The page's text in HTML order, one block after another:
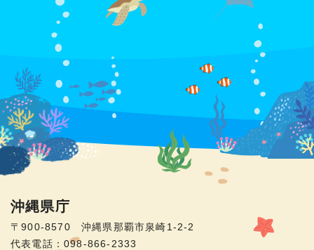
沖縄県庁
〒900-8570 沖縄県那覇市泉崎1-2-2
代表電話：098-866-2333